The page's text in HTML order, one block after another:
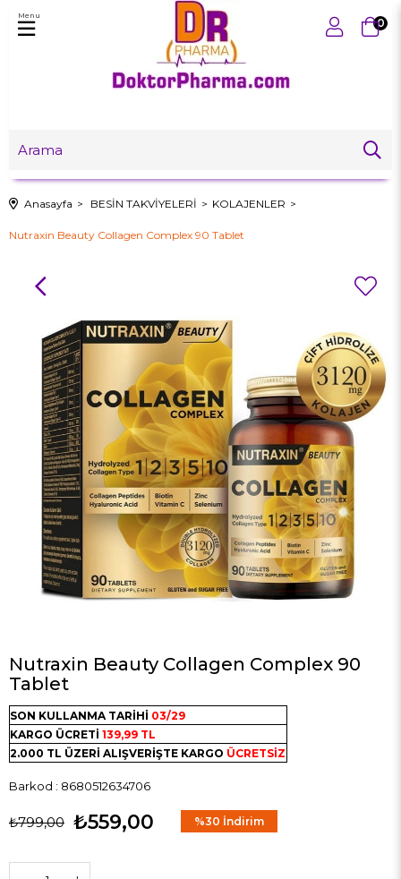
0
Menu
Anasayfa BESİN TAKVİYELERİ KOLAJENLER
Nutraxin Beauty Collagen Complex 90 Tablet
Nutraxin Beauty Collagen Complex 90
Tablet
SON KULLANMA TARİHİ 03/29
KARGO ÜCRETİ139,99 TL
2.000 TL ÜZERİ ALIŞVERİŞTE KARGO ÜCRETSİZ
Barkod : 8680512634706
₺799,00 ₺559,00 %30 İndirim